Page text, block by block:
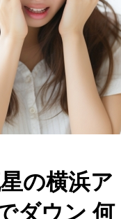
の横浜ア
ダウン 何